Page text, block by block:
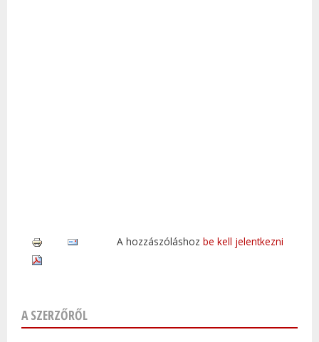
A hozzászóláshoz be kell jelentkezni
A SZERZŐRŐL